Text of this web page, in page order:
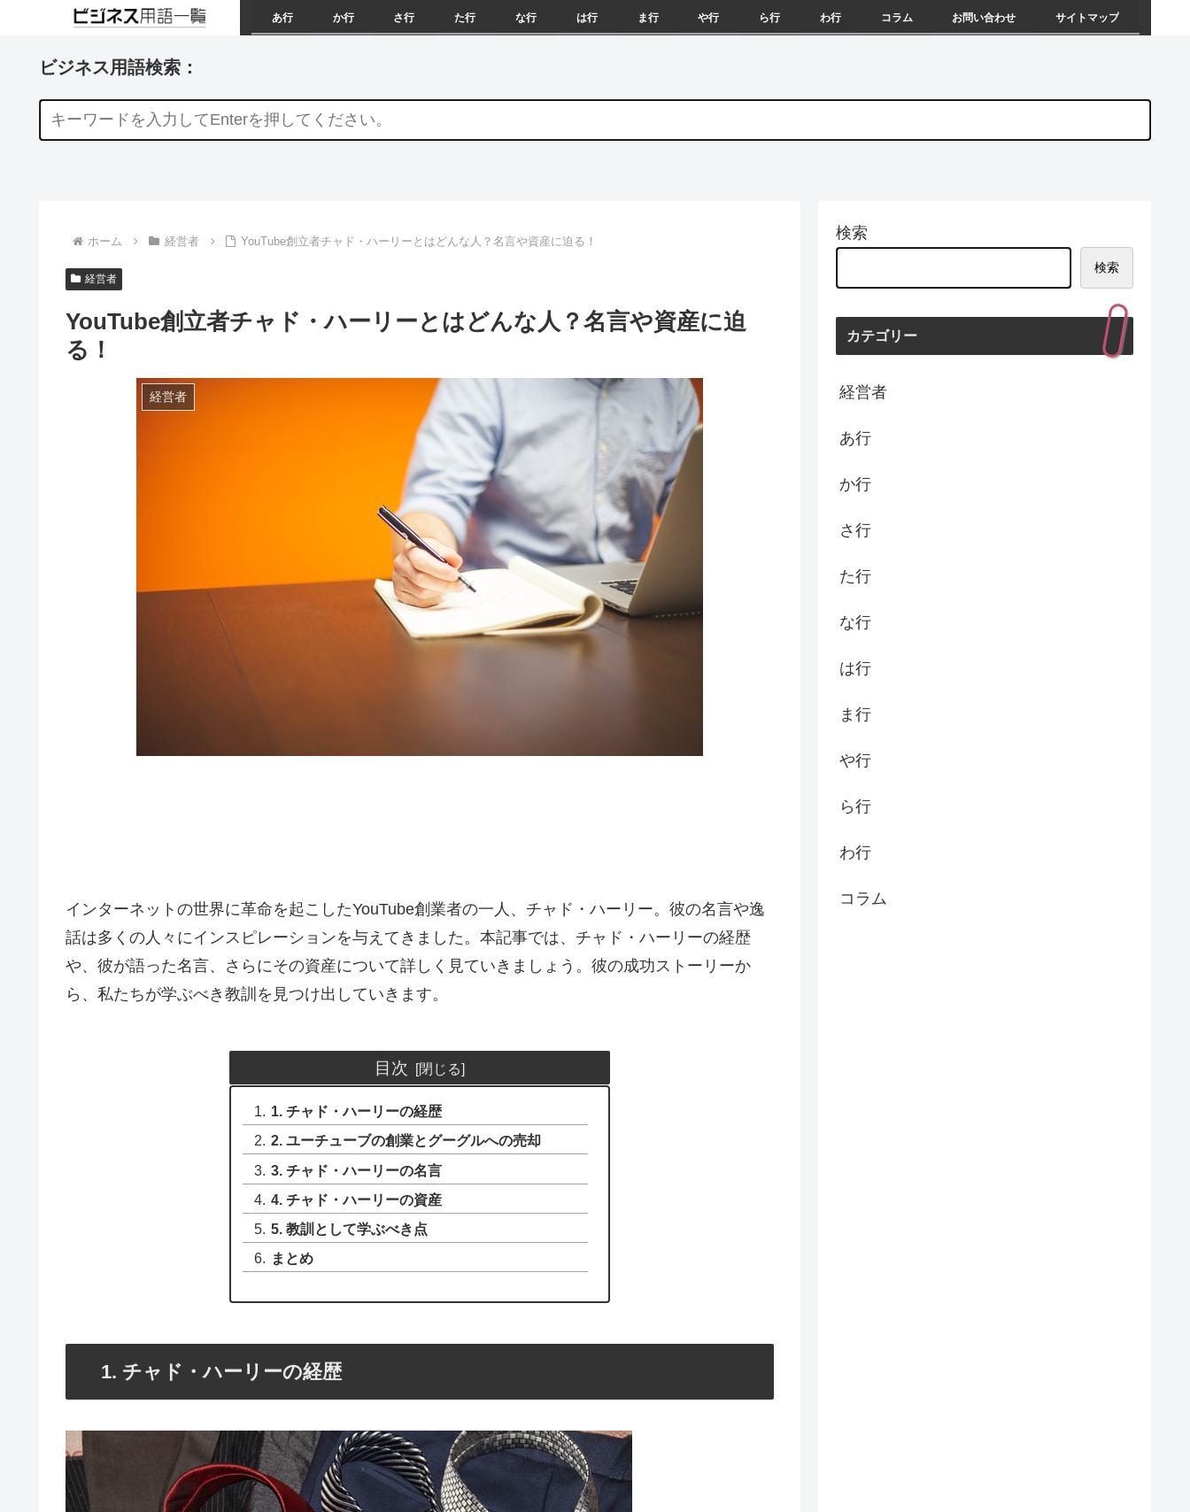
あ行 か行 さ行 た行 な行 は行 ま行 や行 ら行 わ行 コラム お問い合わせ サイトマップ
ビジネス用語検索：
ホーム 経営者 YouTube創立者チャド・ハーリーとはどんな人？名言や資産に迫る！
経営者
YouTube創立者チャド・ハーリーとはどんな人？名言や資産に迫
る！
経営者
インターネットの世界に革命を起こしたYouTube創業者の一人、チャド・ハーリー。彼の名言や逸
話は多くの人々にインスピレーションを与えてきました。本記事では、チャド・ハーリーの経歴
や、彼が語った名言、さらにその資産について詳しく見ていきましょう。彼の成功ストーリーか
ら、私たちが学ぶべき教訓を見つけ出していきます。
目次
1. チャド・ハーリーの経歴
2. ユーチューブの創業とグーグルへの売却
3. チャド・ハーリーの名言
4. チャド・ハーリーの資産
5. 教訓として学ぶべき点
まとめ
1. チャド・ハーリーの経歴
検索
検索
カテゴリー
経営者
あ行
か行
さ行
た行
な行
は行
ま行
や行
ら行
わ行
コラム